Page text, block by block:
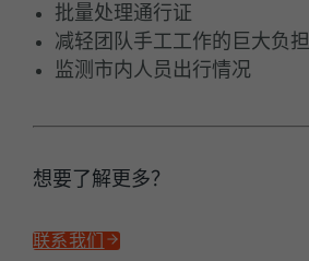
批量处理通行证
减轻团队手工工作的巨大负担
监测市内人员出行情况
想要了解更多？
联系我们